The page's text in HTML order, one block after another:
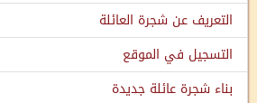
التعريف عن شجرة العائلة
التسجيل في الموقع
بناء شجرة عائلة جديدة